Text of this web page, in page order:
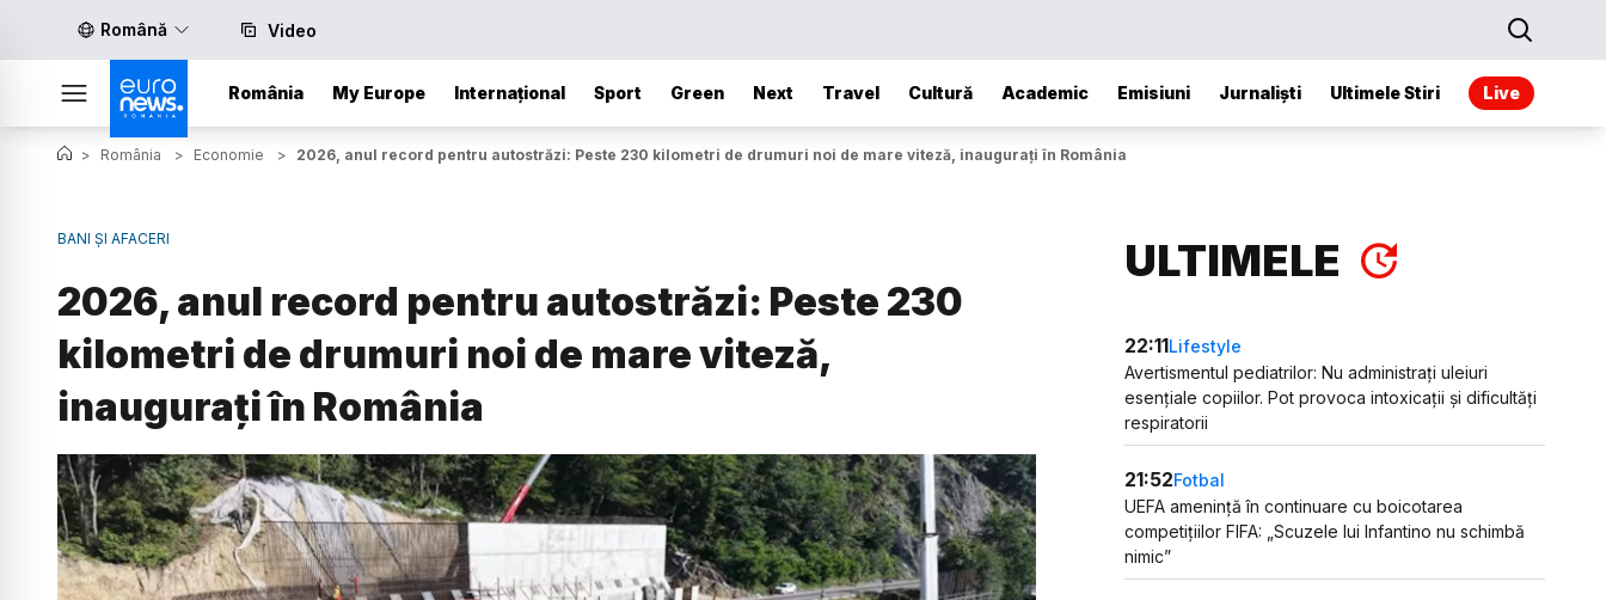
Română Video
România My Europe Internațional Sport Green Next Travel Cultură Academic Emisiuni Jurnaliști Ultimele Stiri Live
> România > Economie > 2026, anul record pentru autostrăzi: Peste 230 kilometri de drumuri noi de mare viteză, inaugurați în România
BANI ȘI AFACERI
2026, anul record pentru autostrăzi: Peste 230
kilometri de drumuri noi de mare viteză,
inaugurați în România
ULTIMELE
22:11Lifestyle
Avertismentul pediatrilor: Nu administrați uleiuri
esențiale copiilor. Pot provoca intoxicații și dificultăți
respiratorii
21:52Fotbal
UEFA amenință în continuare cu boicotarea
competițiilor FIFA: „Scuzele lui Infantino nu schimbă
nimic”